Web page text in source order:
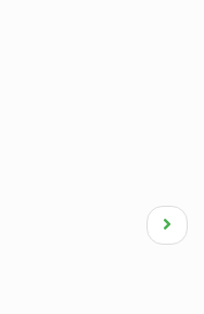
Next
page